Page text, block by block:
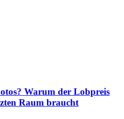
Warum der Lobpreis
Raum braucht